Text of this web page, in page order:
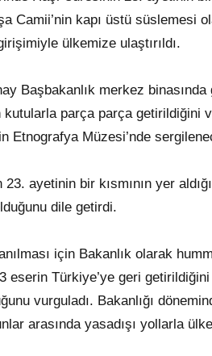
Camii’nin kapı üstü süslemesi
ülkemize ulaştırıldı.
Başbakanlık merkez
parça parça getirildiğini
Etnografya Müzesi’nde
ayetinin bir kısmının yer
dile getirdi.
için Bakanlık olarak
eserin Türkiye’ye geri
vurguladı. Bakanlığı
arasında yasadışı yollarla